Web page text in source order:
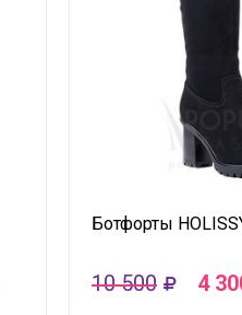
Ботфорты
10 500 4